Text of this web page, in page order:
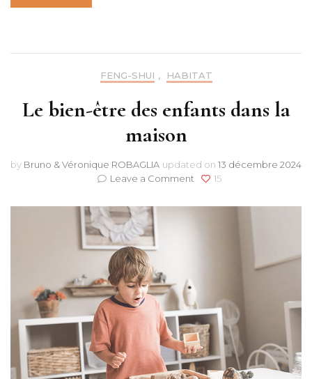
FENG-SHUI , HABITAT
Le bien-être des enfants dans la
maison
by Bruno & Véronique ROBAGLIA updated on 13 décembre 2024
Leave a Comment on
bien-
maison
15